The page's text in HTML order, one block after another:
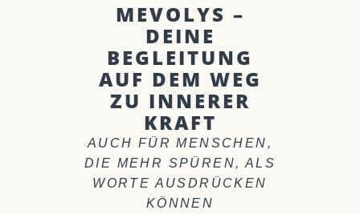
MEVOLYS –
DEINE
BEGLEITUNG
AUF DEM WEG
ZU INNERER
KRAFT
AUCH FÜR MENSCHEN,
DIE MEHR SPÜREN, ALS
WORTE AUSDRÜCKEN
KÖNNEN